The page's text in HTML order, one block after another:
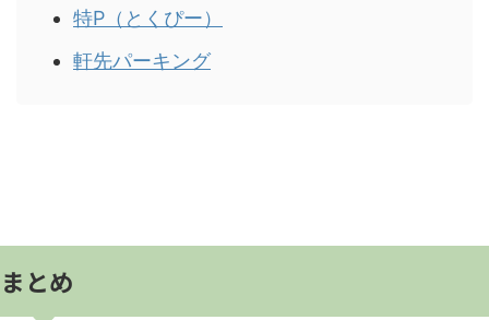
特P（とくぴー）
軒先パーキング
まとめ